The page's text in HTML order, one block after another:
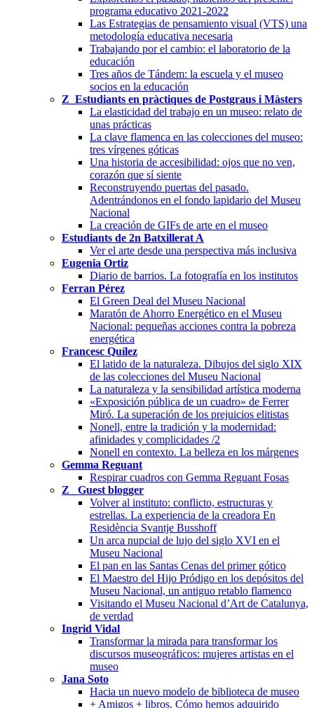
programa educativo 2021-2022
Las Estrategias de pensamiento visual (VTS) una
metodología educativa necesaria
Trabajando por el cambio: el laboratorio de la
educación
Tres años de Tándem: la escuela y el museo
socios en la educación
Z_Estudiants en pràctiques de Postgraus i Màsters
La elasticidad del trabajo en un museo: relato de
unas prácticas
La clave flamenca en las colecciones del museo:
tres vírgenes góticas
Una historia de accesibilidad: ojos que no ven,
corazón que sí siente
Reconstruyendo puertas del pasado.
Adentrándonos en el fondo lapidario del Museu
Nacional
La creación de GIFs de arte en el museo
Estudiants de 2n Batxillerat A
Ver el arte desde una perspectiva más inclusiva
Eugenia Ortiz
Diario de barrios. La fotografía en los institutos
Ferran Pérez
El Green Deal del Museu Nacional
Maratón de Ahorro Energético en el Museu
Nacional: pequeñas acciones contra la pobreza
energética
Francesc Quílez
El latido de la naturaleza. Dibujos del siglo XIX
de las colecciones del Museu Nacional
La naturaleza y la sensibilidad artística moderna
«Exposición pública de un cuadro» de Ferrer
Miró. La superación de los prejuicios elitistas
Nonell, entre la tradición y la modernidad:
afinidades y complicidades /2
Nonell en contexto. La belleza en los márgenes
Gemma Reguant
Respirar cuadros con Gemma Reguant Fosas
Z_ Guest blogger
Volver al instituto: conflicto, estructuras y
estrellas. La experiencia de la creadora En
Residència Svantje Busshoff
Un arca nupcial de lujo del siglo XVI en el
Museu Nacional
El pan en las Santas Cenas del primer gótico
El Maestro del Hijo Pródigo en los depósitos del
Museu Nacional, un antiguo retablo flamenco
Visitando el Museu Nacional d’Art de Catalunya,
de verdad
Ingrid Vidal
Transformar la mirada para transformar los
discursos museográficos: mujeres artistas en el
museo
Jana Soto
Hacia un nuevo modelo de biblioteca de museo
+ Amigos + libros. Cómo hemos adquirido